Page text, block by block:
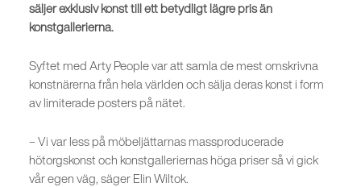
säljer exklusiv konst till ett betydligt lägre pris än
konstgallerierna.
Syftet med Arty People var att samla de mest omskrivna
konstnärerna från hela världen och sälja deras konst i form
av limiterade posters på nätet.
– Vi var less på möbeljättarnas massproducerade
hötorgskonst och konstgalleriernas höga priser så vi gick
vår egen väg, säger Elin Wiltok.